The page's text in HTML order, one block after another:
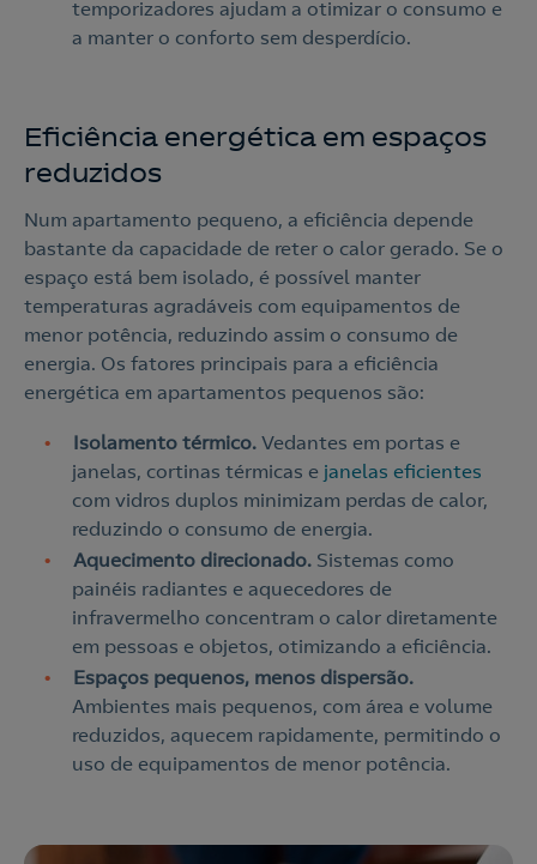
temporizadores ajudam a otimizar o consumo e
a manter o conforto sem desperdício.
Eficiência energética em espaços
reduzidos
Num apartamento pequeno, a eficiência depende
bastante da capacidade de reter o calor gerado. Se o
espaço está bem isolado, é possível manter
temperaturas agradáveis com equipamentos de
menor potência, reduzindo assim o consumo de
energia. Os fatores principais para a eficiência
energética em apartamentos pequenos são:
Isolamento térmico. Vedantes em portas e
janelas, cortinas térmicas e janelas eficientes
com vidros duplos minimizam perdas de calor,
reduzindo o consumo de energia.
Aquecimento direcionado. Sistemas como
painéis radiantes e aquecedores de
infravermelho concentram o calor diretamente
em pessoas e objetos, otimizando a eficiência.
Espaços pequenos, menos dispersão.
Ambientes mais pequenos, com área e volume
reduzidos, aquecem rapidamente, permitindo o
uso de equipamentos de menor potência.